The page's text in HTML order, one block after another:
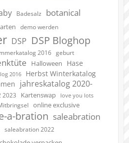
Badesalz
botanical
demo werden
DSP DSP Bloghop
2016 geburt
Halloween Hase
2016
Herbst Winterkatalog
jahreskatalog 2020-
2023 Kartenswap love you lots
online exclusive
a-bration saleabration
saleabration 2022